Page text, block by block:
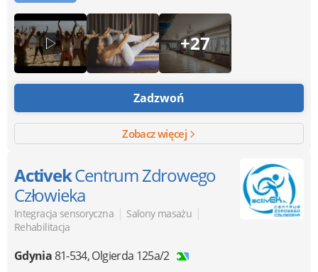
+27
Zadzwoń
Zobacz więcej
ActivekCentrum Zdrowego
Człowieka
Integracja sensoryczna | Salony masażu |
Rehabilitacja
Gdynia81-534,Olgierda 125a/2